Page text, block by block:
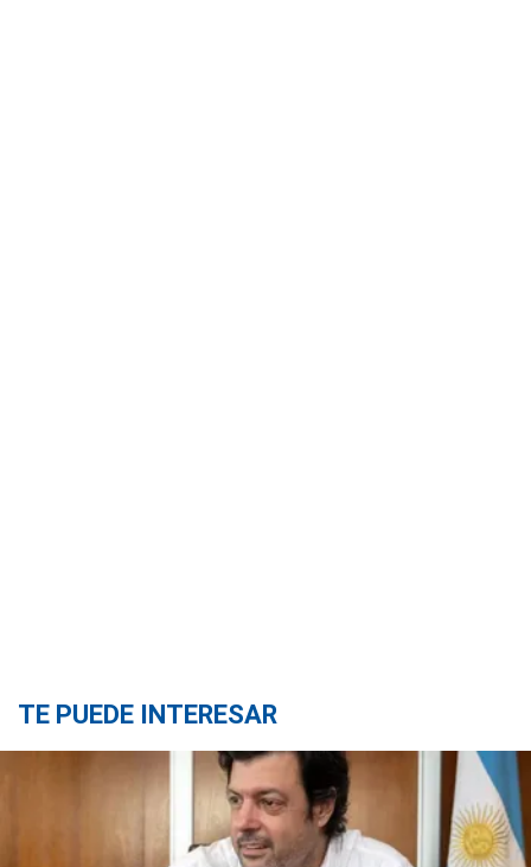
TE PUEDE INTERESAR